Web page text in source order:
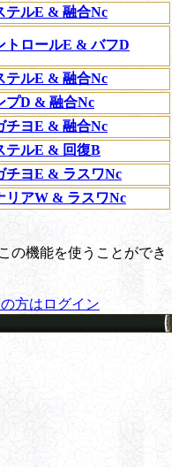
テルE & 融合Nc
トロールE & バフD
テルE & 融合Nc
プD & 融合Nc
チヨE & 融合Nc
テルE & 回復B
チヨE & ラスワNc
リアW & ラスワNc
の機能を使うことができ
方はログイン